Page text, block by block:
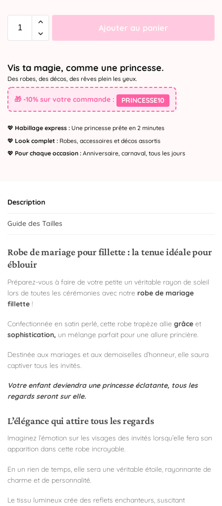
Ajouter au panier
Vis ta magie, comme une princesse.
Des robes, des décos, des rêves plein les yeux.
🎁 -10% sur votre commande : PRINCESSE10
💖 Habillage express : Une princesse prête en 2 minutes
💖 Look complet : Robes, accessoires et décos assortis
💖 Pour chaque occasion : Anniversaire, carnaval, tous les jours
Description
Guide des Tailles
Robe de mariage pour fillette : la tenue idéale pour
éblouir
Préparez-vous à faire de votre petite un véritable rayon de soleil
lors de toutes les cérémonies avec notre robe de mariage
fillette !
Confectionnée en satin perlé, cette robe trapèze allie grâce et
sophistication, un mélange parfait pour une allure princière.
Destinée aux mariages et aux demoiselles d’honneur, elle saura
captiver tous les invités.
Votre enfant deviendra une princesse éclatante, tous les
regards seront sur elle.
L’élégance qui attire tous les regards
Imaginez l’émotion sur les visages des invités lorsqu’elle fera son
apparition dans cette robe incroyable.
En un rien de temps, elle sera une véritable étoile, rayonnante de
charme et de personnalité.
Le tissu lumineux crée des reflets enchanteurs, suscitant